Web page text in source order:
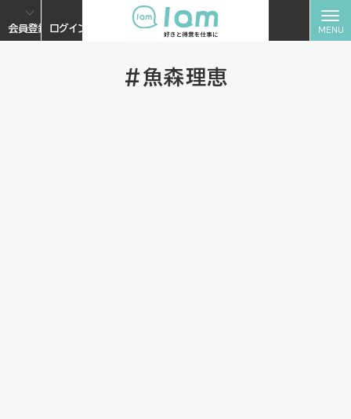
会員登録 ログイン
#魚森理恵